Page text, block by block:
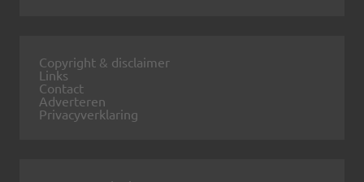
Copyright & disclaimer
Links
Contact
Adverteren
Privacyverklaring